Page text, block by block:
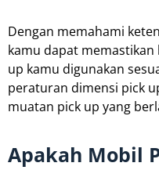
Dengan memahami
kamu dapat
up kamu digunakan
peraturan dimensi pick
muatan pick up yang
Apakah Mobil